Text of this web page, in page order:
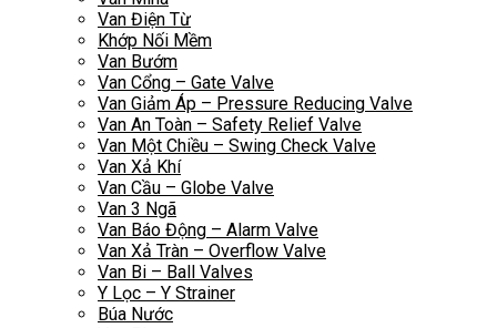
Van Điện Từ
Khớp Nối Mềm
Van Bướm
Van Cổng – Gate Valve
Van Giảm Áp – Pressure Reducing Valve
Van An Toàn – Safety Relief Valve
Van Một Chiều – Swing Check Valve
Van Xả Khí
Van Cầu – Globe Valve
Van 3 Ngã
Van Báo Động – Alarm Valve
Van Xả Tràn – Overflow Valve
Van Bi – Ball Valves
Y Lọc – Y Strainer
Búa Nước